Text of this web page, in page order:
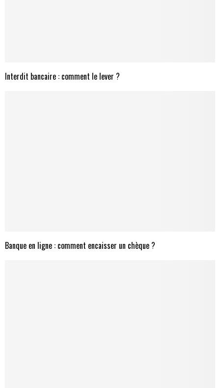
Interdit bancaire : comment le lever ?
Banque en ligne : comment encaisser un chèque ?